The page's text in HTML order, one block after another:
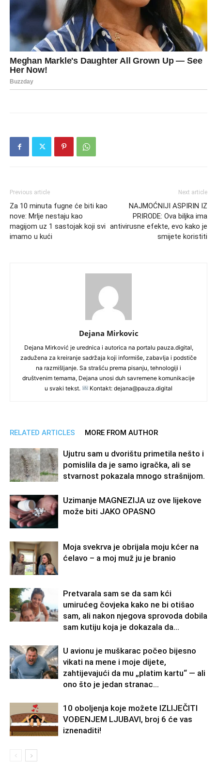
Previous article
Za 10 minuta fugne će biti kao
nove: Mrlje nestaju kao
magijom uz 1 sastojak koji svi
imamo u kući
Next article
NAJMOĆNIJI ASPIRIN IZ
PRIRODE: Ova biljka ima
antivirusne efekte, evo kako je
smijete koristiti
Dejana Mirkovic
Dejana Mirković je urednica i autorica na portalu pauza.digital,
zadužena za kreiranje sadržaja koji informiše, zabavlja i podstiče
na razmišljanje. Sa strašću prema pisanju, tehnologiji i
društvenim temama, Dejana unosi duh savremene komunikacije
u svaki tekst.
Kontakt: dejana@pauza.digital
RELATED ARTICLES MORE FROM AUTHOR
Ujutru sam u dvorištu primetila nešto i
pomislila da je samo igračka, ali se
stvarnost pokazala mnogo strašnijom.
Uzimanje MAGNEZIJA uz ove lijekove
može biti JAKO OPASNO
Moja svekrva je obrijala moju kćer na
ćelavo – a moj muž ju je branio
Pretvarala sam se da sam kći
umirućeg čovjeka kako ne bi otišao
sam, ali nakon njegova sprovoda dobila
sam kutiju koja je dokazala da...
U avionu je muškarac počeo bijesno
vikati na mene i moje dijete,
zahtijevajući da mu „platim kartu“ — ali
ono što je jedan stranac...
10 oboljenja koje možete IZLIJEČITI
VOĐENJEM LJUBAVI, broj 6 će vas
iznenaditi!